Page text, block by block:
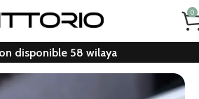
0
disponible 58 wilaya